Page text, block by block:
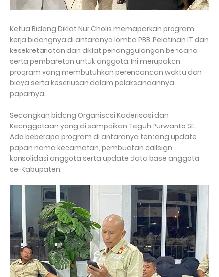
Ketua Bidang Diklat Nur Cholis memaparkan program
kerja bidangnya di antaranya lomba PBB, Pelatihan IT dan
kesekretariatan dan diklat penanggulangan bencana
serta pembaretan untuk anggota. Ini merupakan
program yang membutuhkan perencanaan waktu dan
biaya serta keseriusan dalam pelaksanaannya
paparnya.
Sedangkan bidang Organisasi Kaderisasi dan
Keanggotaan yang di sampaikan Teguh Purwanto SE.
Ada beberapa program di antaranya tentang update
papan nama kecamatan, pembuatan callsign,
konsolidasi anggota serta update data base anggota
se-Kabupaten.